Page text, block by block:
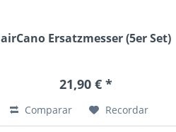
airCano Ersatzmesser (5er Set)
21,90 € *
Comparar Recordar